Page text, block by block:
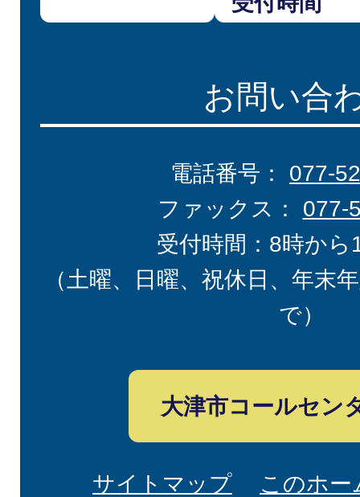
お問い合
電話番号： 077-
ファックス： 077-
受付時間：8時から
（土曜、日曜、祝休日、年末
で）
大津市コールセン
サイトマップ このホ